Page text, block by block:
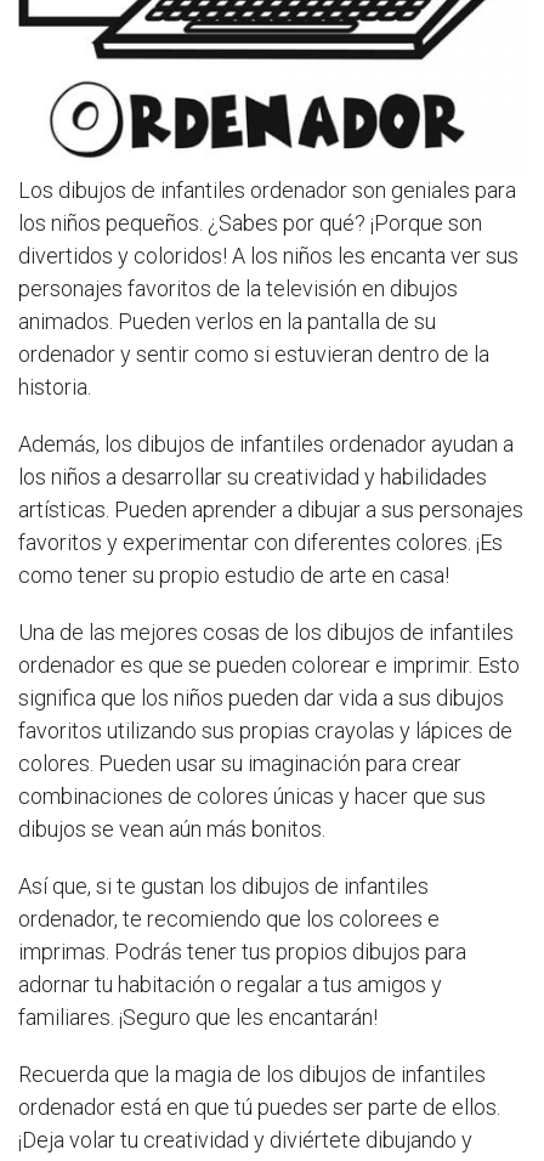
Los dibujos de infantiles ordenador son geniales para
los niños pequeños. ¿Sabes por qué? ¡Porque son
divertidos y coloridos! A los niños les encanta ver sus
personajes favoritos de la televisión en dibujos
animados. Pueden verlos en la pantalla de su
ordenador y sentir como si estuvieran dentro de la
historia.
Además, los dibujos de infantiles ordenador ayudan a
los niños a desarrollar su creatividad y habilidades
artísticas. Pueden aprender a dibujar a sus personajes
favoritos y experimentar con diferentes colores. ¡Es
como tener su propio estudio de arte en casa!
Una de las mejores cosas de los dibujos de infantiles
ordenador es que se pueden colorear e imprimir. Esto
significa que los niños pueden dar vida a sus dibujos
favoritos utilizando sus propias crayolas y lápices de
colores. Pueden usar su imaginación para crear
combinaciones de colores únicas y hacer que sus
dibujos se vean aún más bonitos.
Así que, si te gustan los dibujos de infantiles
ordenador, te recomiendo que los colorees e
imprimas. Podrás tener tus propios dibujos para
adornar tu habitación o regalar a tus amigos y
familiares. ¡Seguro que les encantarán!
Recuerda que la magia de los dibujos de infantiles
ordenador está en que tú puedes ser parte de ellos.
¡Deja volar tu creatividad y diviértete dibujando y